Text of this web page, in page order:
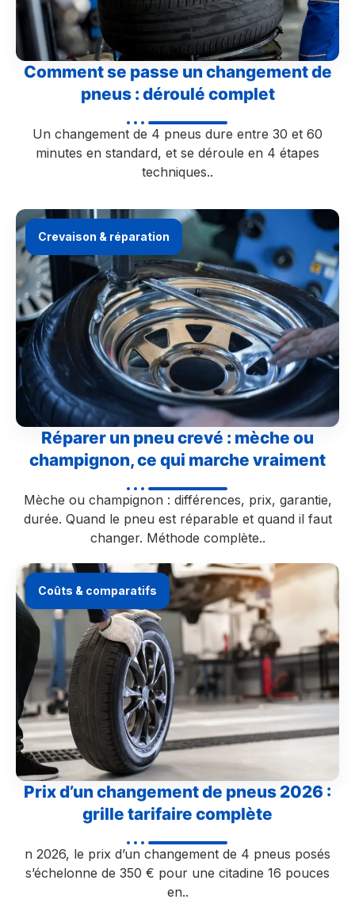
Comment se passe un changement de
pneus : déroulé complet
Un changement de 4 pneus dure entre 30 et 60
minutes en standard, et se déroule en 4 étapes
techniques..
Crevaison & réparation
Réparer un pneu crevé : mèche ou
champignon, ce qui marche vraiment
Mèche ou champignon : différences, prix, garantie,
durée. Quand le pneu est réparable et quand il faut
changer. Méthode complète..
Coûts & comparatifs
Prix d’un changement de pneus 2026 :
grille tarifaire complète
n 2026, le prix d’un changement de 4 pneus posés
s’échelonne de 350 € pour une citadine 16 pouces
en..